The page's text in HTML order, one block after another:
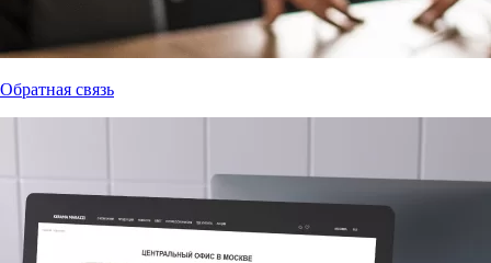
Обратная связь